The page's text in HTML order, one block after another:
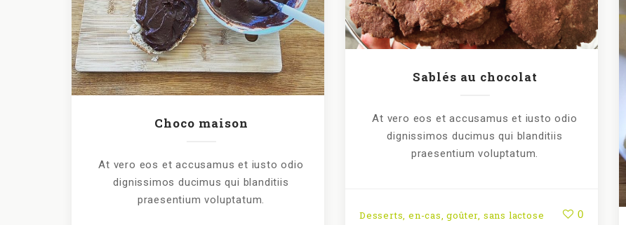
Choco maison
At vero eos et accusamus et iusto odio
dignissimos ducimus qui blanditiis
praesentium voluptatum.
Sablés au chocolat
At vero eos et accusamus et iusto odio
dignissimos ducimus qui blanditiis
praesentium voluptatum.
Desserts ,en-cas ,goûter sans lactose 0